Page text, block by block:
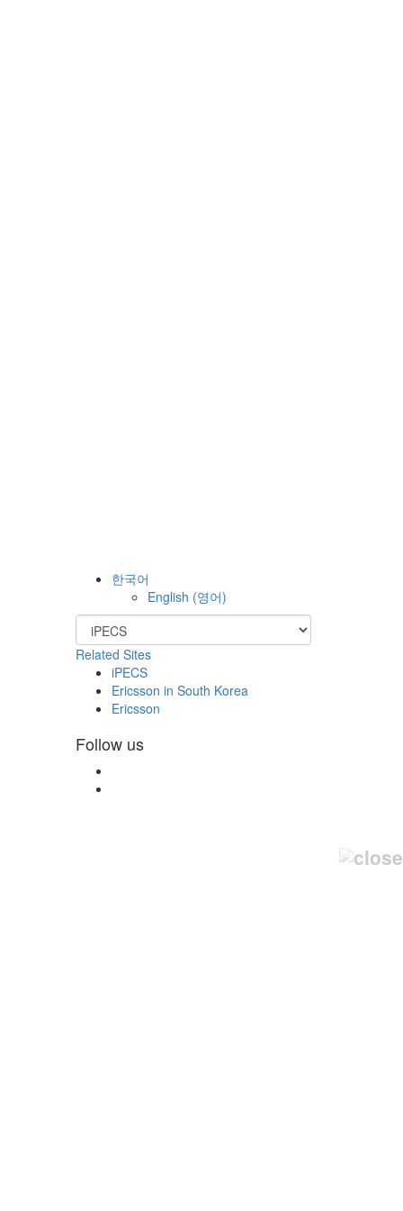
한국어
English (영어)
Related Sites
iPECS
Ericsson in South Korea
Ericsson
Follow us